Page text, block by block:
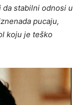
da stabilni odnosi u
pucaju,
koju je teško